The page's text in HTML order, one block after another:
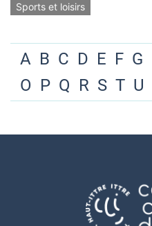
Sports et loisirs
A B C D E F G
O P Q R S T U